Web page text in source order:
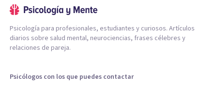
Psicología para profesionales, estudiantes y curiosos. Artículos
diarios sobre salud mental, neurociencias, frases célebres y
relaciones de pareja.
Psicólogos con los que puedes contactar